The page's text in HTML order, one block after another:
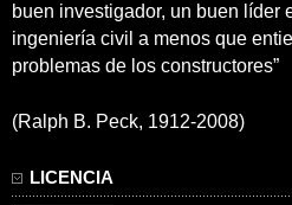
buen investigador, un buen líder
ingeniería civil a menos que
problemas de los constructores”
(Ralph B. Peck, 1912-2008)
LICENCIA